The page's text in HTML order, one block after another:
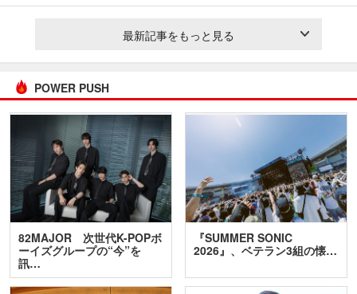
最新記事をもっと見る
POWER PUSH
82MAJOR 次世代K-POPボ
ーイズグループの“今”を
訊…
『SUMMER SONIC
2026』、ベテラン3組の懐…